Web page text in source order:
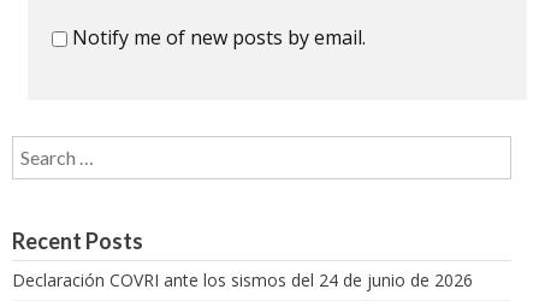
Notify me of new posts by email.
Search for:
Recent Posts
Declaración COVRI ante los sismos del 24 de junio de 2026